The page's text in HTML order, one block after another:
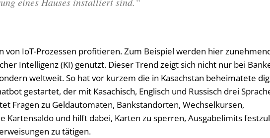
von IoT-Prozessen profitieren. Zum Beispiel werden hier
Intelligenz (KI) genutzt. Dieser Trend zeigt sich nicht nur bei
weltweit. So hat vor kurzem die in Kasachstan beheimatete
gestartet, der mit Kasachisch, Englisch und Russisch drei
Fragen zu Geldautomaten, Bankstandorten, Wechselkursen,
Kartensaldo und hilft dabei, Karten zu sperren, Ausgabelimits
zu tätigen.